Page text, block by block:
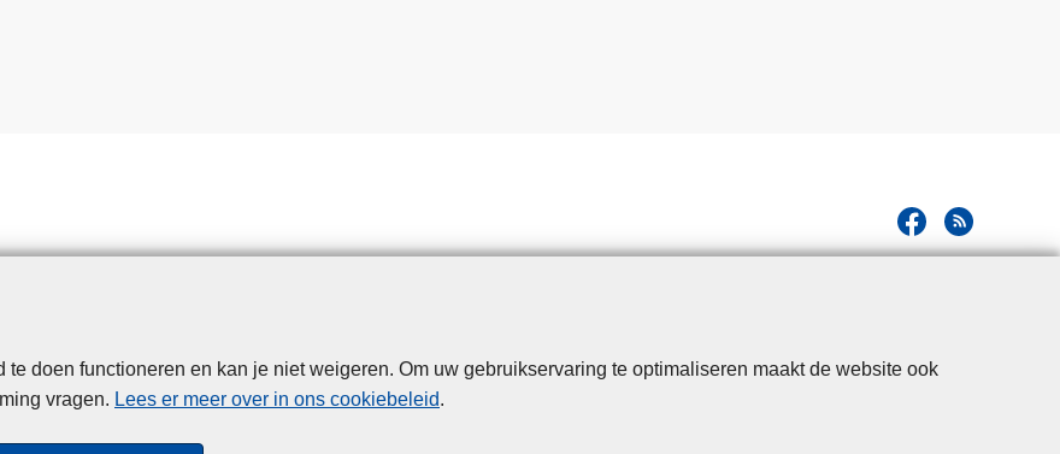
doen functioneren en kan je niet weigeren. Om uw gebruikservaring te optimaliseren maakt de website ook
vragen. Lees er meer over in ons cookiebeleid.
Disclaimer Privacy Cookies Toegankelijkheid
© 2026 Politie.be